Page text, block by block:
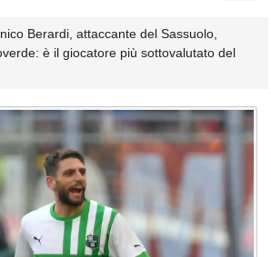
Berardi, attaccante del Sassuolo,
è il giocatore più sottovalutato del